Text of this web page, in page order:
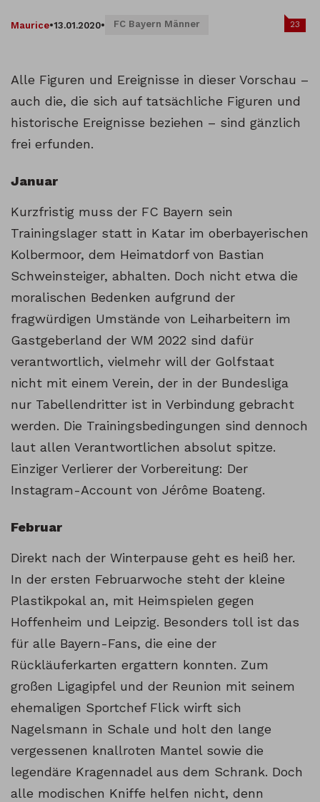
Maurice•13.01.2020• FC Bayern Männer 23
Alle Figuren und Ereignisse in dieser Vorschau –
auch die, die sich auf tatsächliche Figuren und
historische Ereignisse beziehen – sind gänzlich
frei erfunden.
Januar
Kurzfristig muss der FC Bayern sein
Trainingslager statt in Katar im oberbayerischen
Kolbermoor, dem Heimatdorf von Bastian
Schweinsteiger, abhalten. Doch nicht etwa die
moralischen Bedenken aufgrund der
fragwürdigen Umstände von Leiharbeitern im
Gastgeberland der WM 2022 sind dafür
verantwortlich, vielmehr will der Golfstaat
nicht mit einem Verein, der in der Bundesliga
nur Tabellendritter ist in Verbindung gebracht
werden. Die Trainingsbedingungen sind dennoch
laut allen Verantwortlichen absolut spitze.
Einziger Verlierer der Vorbereitung: Der
Instagram-Account von Jérôme Boateng.
Februar
Direkt nach der Winterpause geht es heiß her.
In der ersten Februarwoche steht der kleine
Plastikpokal an, mit Heimspielen gegen
Hoffenheim und Leipzig. Besonders toll ist das
für alle Bayern-Fans, die eine der
Rückläuferkarten ergattern konnten. Zum
großen Ligagipfel und der Reunion mit seinem
ehemaligen Sportchef Flick wirft sich
Nagelsmann in Schale und holt den lange
vergessenen knallroten Mantel sowie die
legendäre Kragennadel aus dem Schrank. Doch
alle modischen Kniffe helfen nicht, denn